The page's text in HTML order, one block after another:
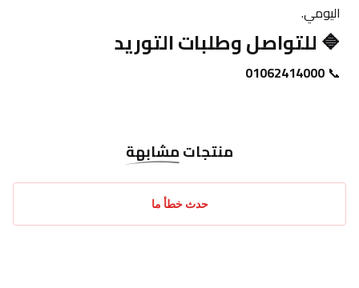
اليومي.
🔷 للتواصل وطلبات التوريد
📞
01062414000
منتجاتمشابهة
حدث خطأ ما